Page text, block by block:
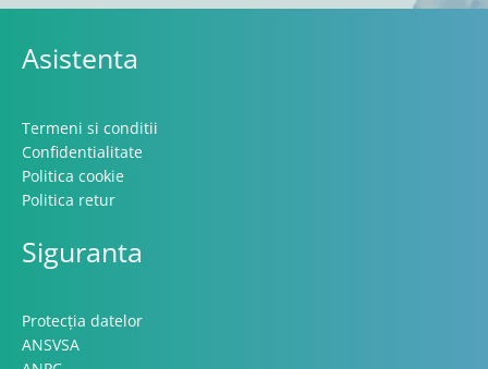
Asistenta
Termeni si conditii
Confidentialitate
Politica cookie
Politica retur
Siguranta
Protecția datelor
ANSVSA